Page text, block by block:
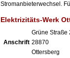
Stromanbieterwechsel.
Elektrizitäts-Werk
Anschrift
Grüne Straße
28870
Ottersberg